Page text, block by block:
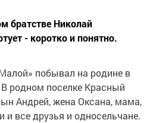
братстве Николай
- коротко и понятно.
побывал на родине в
родном поселке Красный
Андрей, жена Оксана, мама,
и все друзья и односельчане.